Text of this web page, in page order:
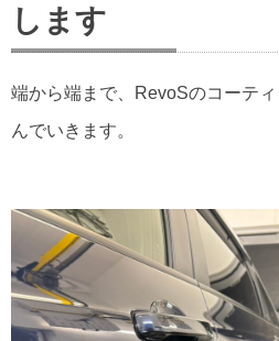
します
端から端まで、RevoSのコーテ
んでいきます。